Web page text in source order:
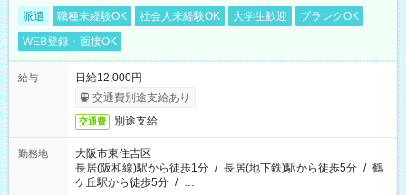
派遣 職種未経験OK 社会人未経験OK 大学生歓迎
ブランクOK
WEB登録・面接OK
給与
日給12,000円
交通費別途支給あり
交通費 別途支給
勤務地
大阪市東住吉区
長居(阪和線)駅から徒歩1分 / 長居(地下鉄)駅から徒歩5分 / 鶴
ケ丘駅から徒歩5分 / …